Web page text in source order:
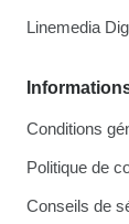
Conditions
Politique de
Conseils de
Linemedia